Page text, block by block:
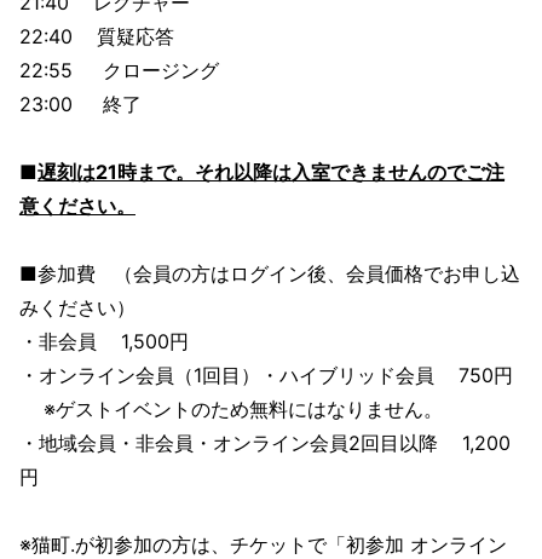
22:40 質疑応答
22:55 クロージング
23:00 終了
■遅刻は21時まで。それ以降は入室できませんのでご注
意ください。
■参加費 （会員の方はログイン後、会員価格でお申し込
みください）
・非会員 1,500円
・オンライン会員（1回目）・ハイブリッド会員 750円
※ゲストイベントのため無料にはなりません。
・地域会員・非会員・オンライン会員2回目以降 1,200
円
※猫町.が初参加の方は、チケットで「初参加 オンライン